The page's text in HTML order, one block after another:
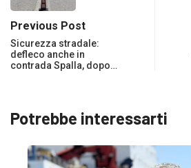
Previous Post
Sicurezza stradale:
defleco anche in
contrada Spalla, dopo…
Potrebbe interessarti